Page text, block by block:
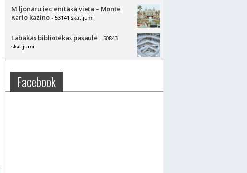
Miljonāru iecienītākā vieta – Monte
Karlo kazino - 53141 skatījumi
Labākās bibliotēkas pasaulē - 50843
skatījumi
Facebook